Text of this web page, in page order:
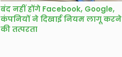
बंद नहीं होंगे Facebook, Google,
कंपनियों ने दिखाई नियम लागू करने
की तत्परता